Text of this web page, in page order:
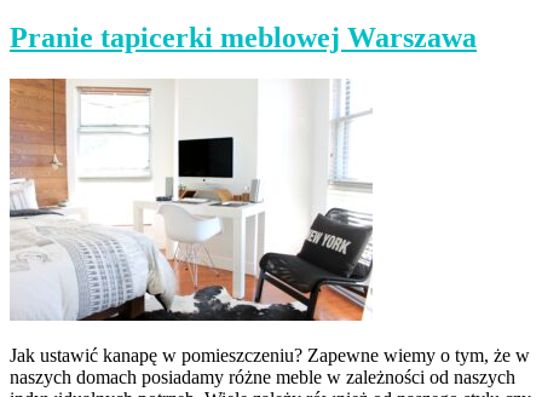
Pranie tapicerki meblowej Warszawa
Jak ustawić kanapę w pomieszczeniu? Zapewne wiemy o tym, że w
naszych domach posiadamy różne meble w zależności od naszych